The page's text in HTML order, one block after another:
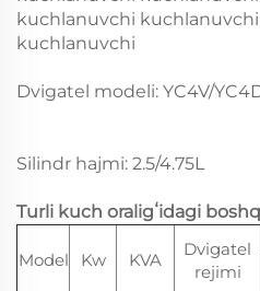
kuchlanuvchi kuchlanuvchi
kuchlanuvchi
Dvigatel modeli: YC4V/
Silindr hajmi: 2.5/4.75L
Turli kuch oraligʻidagi
Model Kw KVA
Dvigatel
rejimi